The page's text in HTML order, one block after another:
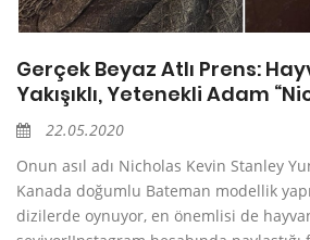
Gerçek Beyaz Atlı Prens:
Yakışıklı, Yetenekli Adam
22.05.2020
Onun asıl adı Nicholas Kevin Stanley
Kanada doğumlu Bateman modellik
dizilerde oynuyor, en önemlisi de